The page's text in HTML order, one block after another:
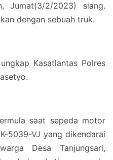
Jumat(3/2/2023) siang.
dengan sebuah truk.
Kasatlantas Polres
saat sepeda motor
5039-VJ yang dikendarai
Desa Tanjungsari,